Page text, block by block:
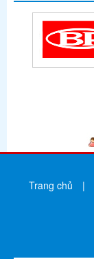
Trang chủ |